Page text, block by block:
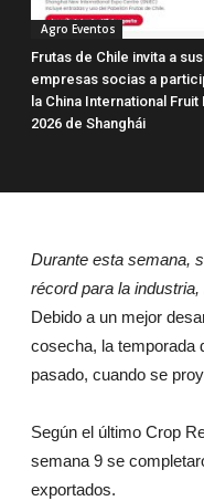
Agro Eventos
Frutas de Chile invita a sus
empresas socias a
la China International Fruit
2026 de Shanghái
Durante esta semana,
récord para la
Debido a un mejor
cosecha, la temporada
pasado, cuando se
Según el último Crop
semana 9 se
exportados.